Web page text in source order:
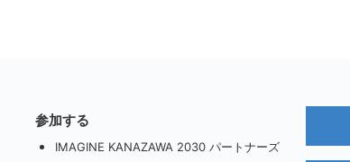
参加する
IMAGINE KANAZAWA 2030 パートナーズ